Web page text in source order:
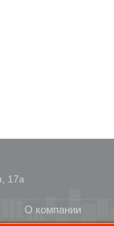
17а
О компании